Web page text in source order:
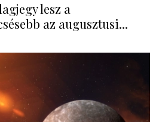
lesz a
az augusztusi...